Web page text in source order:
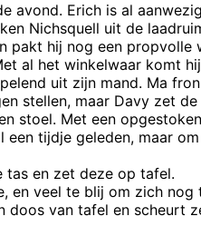
je tijd op een nuttige manier!
Geej se lèllike voel hod!
avond. Erich is al
Nichsquell uit de
pakt hij nog een propvolle
al het winkelwaar komt
uit zijn mand. Ma
stellen, maar Davy zet
stoel. Met een
een tijdje geleden, maar
tas en zet deze op tafel.
en veel te blij om zich
doos van tafel en scheurt